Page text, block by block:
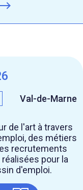
Val-de-Marne
de l'art à travers
des métiers
recrutements
pour la
d'emploi.